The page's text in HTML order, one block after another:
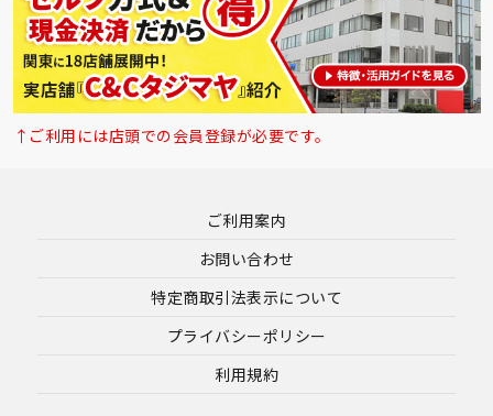
↑ご利用には店頭での会員登録が必要です。
ご利用案内
お問い合わせ
特定商取引法表示について
プライバシーポリシー
利用規約